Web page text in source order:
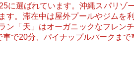
選ばれています。沖縄スパリゾ
。滞在中は屋外プールやジムを
「天」はオーガニックなフレン
で20分、パイナップルパークまで